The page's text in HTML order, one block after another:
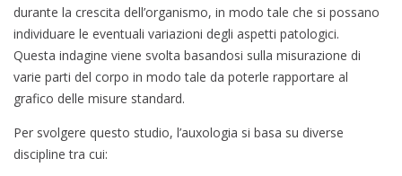
durante la crescita dell’organismo, in modo tale che si possano
individuare le eventuali variazioni degli aspetti patologici.
Questa indagine viene svolta basandosi sulla misurazione di
varie parti del corpo in modo tale da poterle rapportare al
grafico delle misure standard.
Per svolgere questo studio, l’auxologia si basa su diverse
discipline tra cui: